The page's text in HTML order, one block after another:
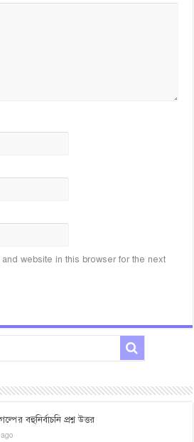
website in this browser for the next
বহুনির্বাচনি প্রশ্ন উত্তর